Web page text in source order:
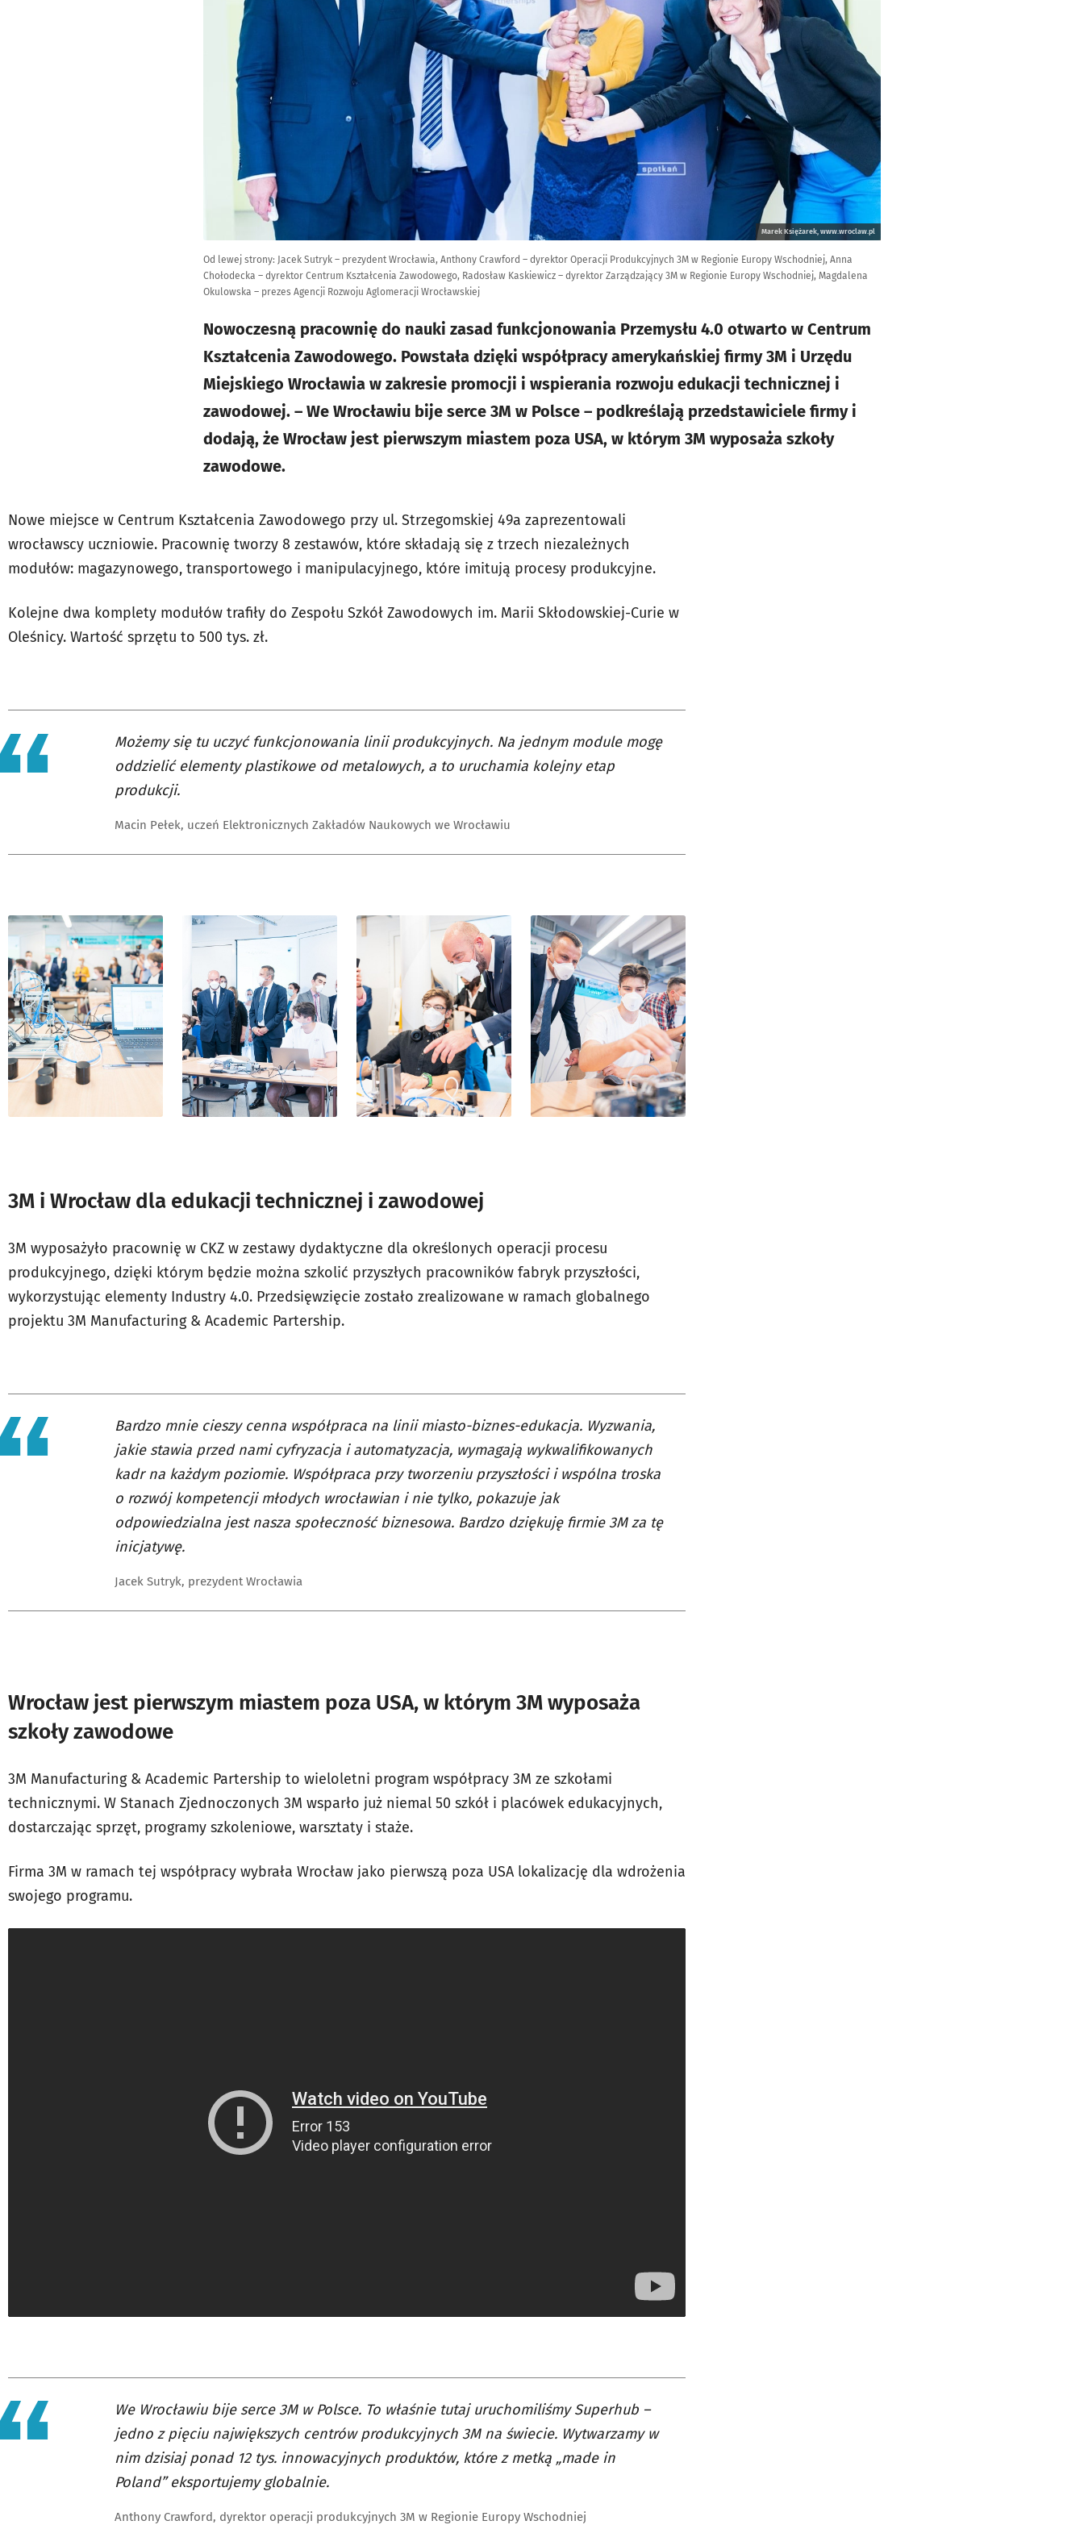
Marek Księżarek, www.wroclaw.pl
Od lewej strony: Jacek Sutryk – prezydent Wrocławia, Anthony Crawford – dyrektor Operacji Produkcyjnych 3M w Regionie Europy Wschodniej, Anna
Chołodecka – dyrektor Centrum Kształcenia Zawodowego, Radosław Kaskiewicz – dyrektor Zarządzający 3M w Regionie Europy Wschodniej, Magdalena
Okulowska – prezes Agencji Rozwoju Aglomeracji Wrocławskiej
Nowoczesną pracownię do nauki zasad funkcjonowania Przemysłu 4.0 otwarto w Centrum
Kształcenia Zawodowego. Powstała dzięki współpracy amerykańskiej firmy 3M i Urzędu
Miejskiego Wrocławia w zakresie promocji i wspierania rozwoju edukacji technicznej i
zawodowej. – We Wrocławiu bije serce 3M w Polsce – podkreślają przedstawiciele firmy i
dodają, że Wrocław jest pierwszym miastem poza USA, w którym 3M wyposaża szkoły
zawodowe.
Nowe miejsce w Centrum Kształcenia Zawodowego przy ul. Strzegomskiej 49a zaprezentowali
wrocławscy uczniowie. Pracownię tworzy 8 zestawów, które składają się z trzech niezależnych
modułów: magazynowego, transportowego i manipulacyjnego, które imitują procesy produkcyjne.
Kolejne dwa komplety modułów trafiły do Zespołu Szkół Zawodowych im. Marii Skłodowskiej-Curie w
Oleśnicy. Wartość sprzętu to 500 tys. zł.
Możemy się tu uczyć funkcjonowania linii produkcyjnych. Na jednym module mogę
oddzielić elementy plastikowe od metalowych, a to uruchamia kolejny etap
produkcji.
Macin Pełek, uczeń Elektronicznych Zakładów Naukowych we Wrocławiu
3M i Wrocław dla edukacji technicznej i zawodowej
3M wyposażyło pracownię w CKZ w zestawy dydaktyczne dla określonych operacji procesu
produkcyjnego, dzięki którym będzie można szkolić przyszłych pracowników fabryk przyszłości,
wykorzystując elementy Industry 4.0. Przedsięwzięcie zostało zrealizowane w ramach globalnego
projektu 3M Manufacturing & Academic Partership.
Bardzo mnie cieszy cenna współpraca na linii miasto-biznes-edukacja. Wyzwania,
jakie stawia przed nami cyfryzacja i automatyzacja, wymagają wykwalifikowanych
kadr na każdym poziomie. Współpraca przy tworzeniu przyszłości i wspólna troska
o rozwój kompetencji młodych wrocławian i nie tylko, pokazuje jak
odpowiedzialna jest nasza społeczność biznesowa. Bardzo dziękuję firmie 3M za tę
inicjatywę.
Jacek Sutryk, prezydent Wrocławia
Wrocław jest pierwszym miastem poza USA, w którym 3M wyposaża
szkoły zawodowe
3M Manufacturing & Academic Partership to wieloletni program współpracy 3M ze szkołami
technicznymi. W Stanach Zjednoczonych 3M wsparło już niemal 50 szkół i placówek edukacyjnych,
dostarczając sprzęt, programy szkoleniowe, warsztaty i staże.
Firma 3M w ramach tej współpracy wybrała Wrocław jako pierwszą poza USA lokalizację dla wdrożenia
swojego programu.
We Wrocławiu bije serce 3M w Polsce. To właśnie tutaj uruchomiliśmy Superhub –
jedno z pięciu największych centrów produkcyjnych 3M na świecie. Wytwarzamy w
nim dzisiaj ponad 12 tys. innowacyjnych produktów, które z metką „made in
Poland” eksportujemy globalnie.
Anthony Crawford, dyrektor operacji produkcyjnych 3M w Regionie Europy Wschodniej